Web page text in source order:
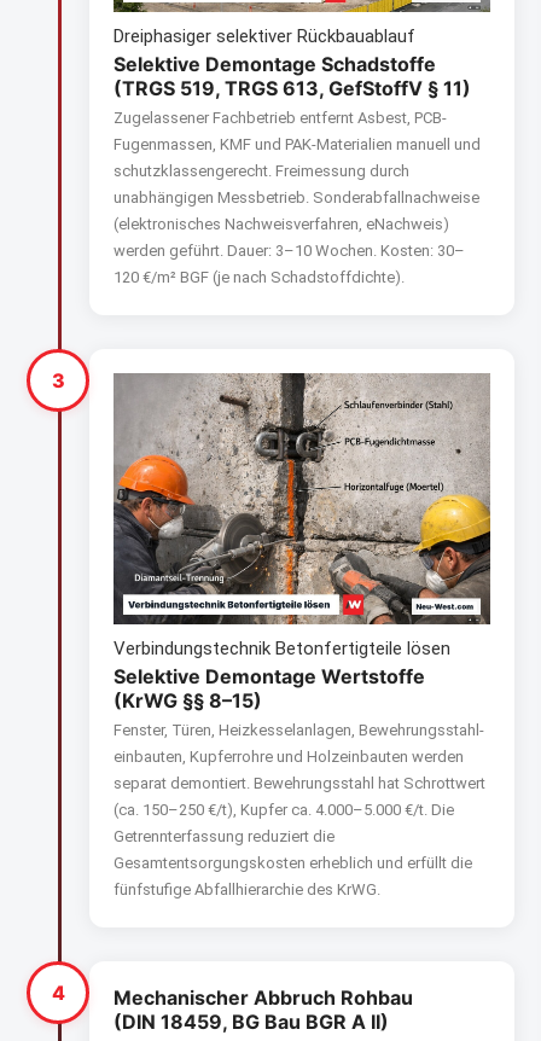
Dreiphasiger selektiver Rückbauablauf
Selektive Demontage Schadstoffe
(TRGS 519, TRGS 613, GefStoffV § 11)
Zugelassener Fachbetrieb entfernt Asbest, PCB-
Fugenmassen, KMF und PAK-Materialien manuell und
schutzklassengerecht. Freimessung durch
unabhängigen Messbetrieb. Sonderabfall­nachweise
(elektroni­sches Nachweisverfahren, eNachweis)
werden geführt. Dauer: 3–10 Wochen. Kosten: 30–
120 €/m² BGF (je nach Schadstoffdichte).
3
Verbindungstechnik Betonfertigteile lösen
Selektive Demontage Wertstoffe
(KrWG §§ 8–15)
Fenster, Türen, Heizkesselanlagen, Bewehrungsstahl­
einbauten, Kupferrohre und Holzeinbauten werden
separat demontiert. Bewehrungsstahl hat Schrottwert
(ca. 150–250 €/t), Kupfer ca. 4.000–5.000 €/t. Die
Getrennterfassung reduziert die
Gesamtentsorgungskosten erheblich und erfüllt die
fünfstufige Abfallhierarchie des KrWG.
4
Mechanischer Abbruch Rohbau
(DIN 18459, BG Bau BGR A II)